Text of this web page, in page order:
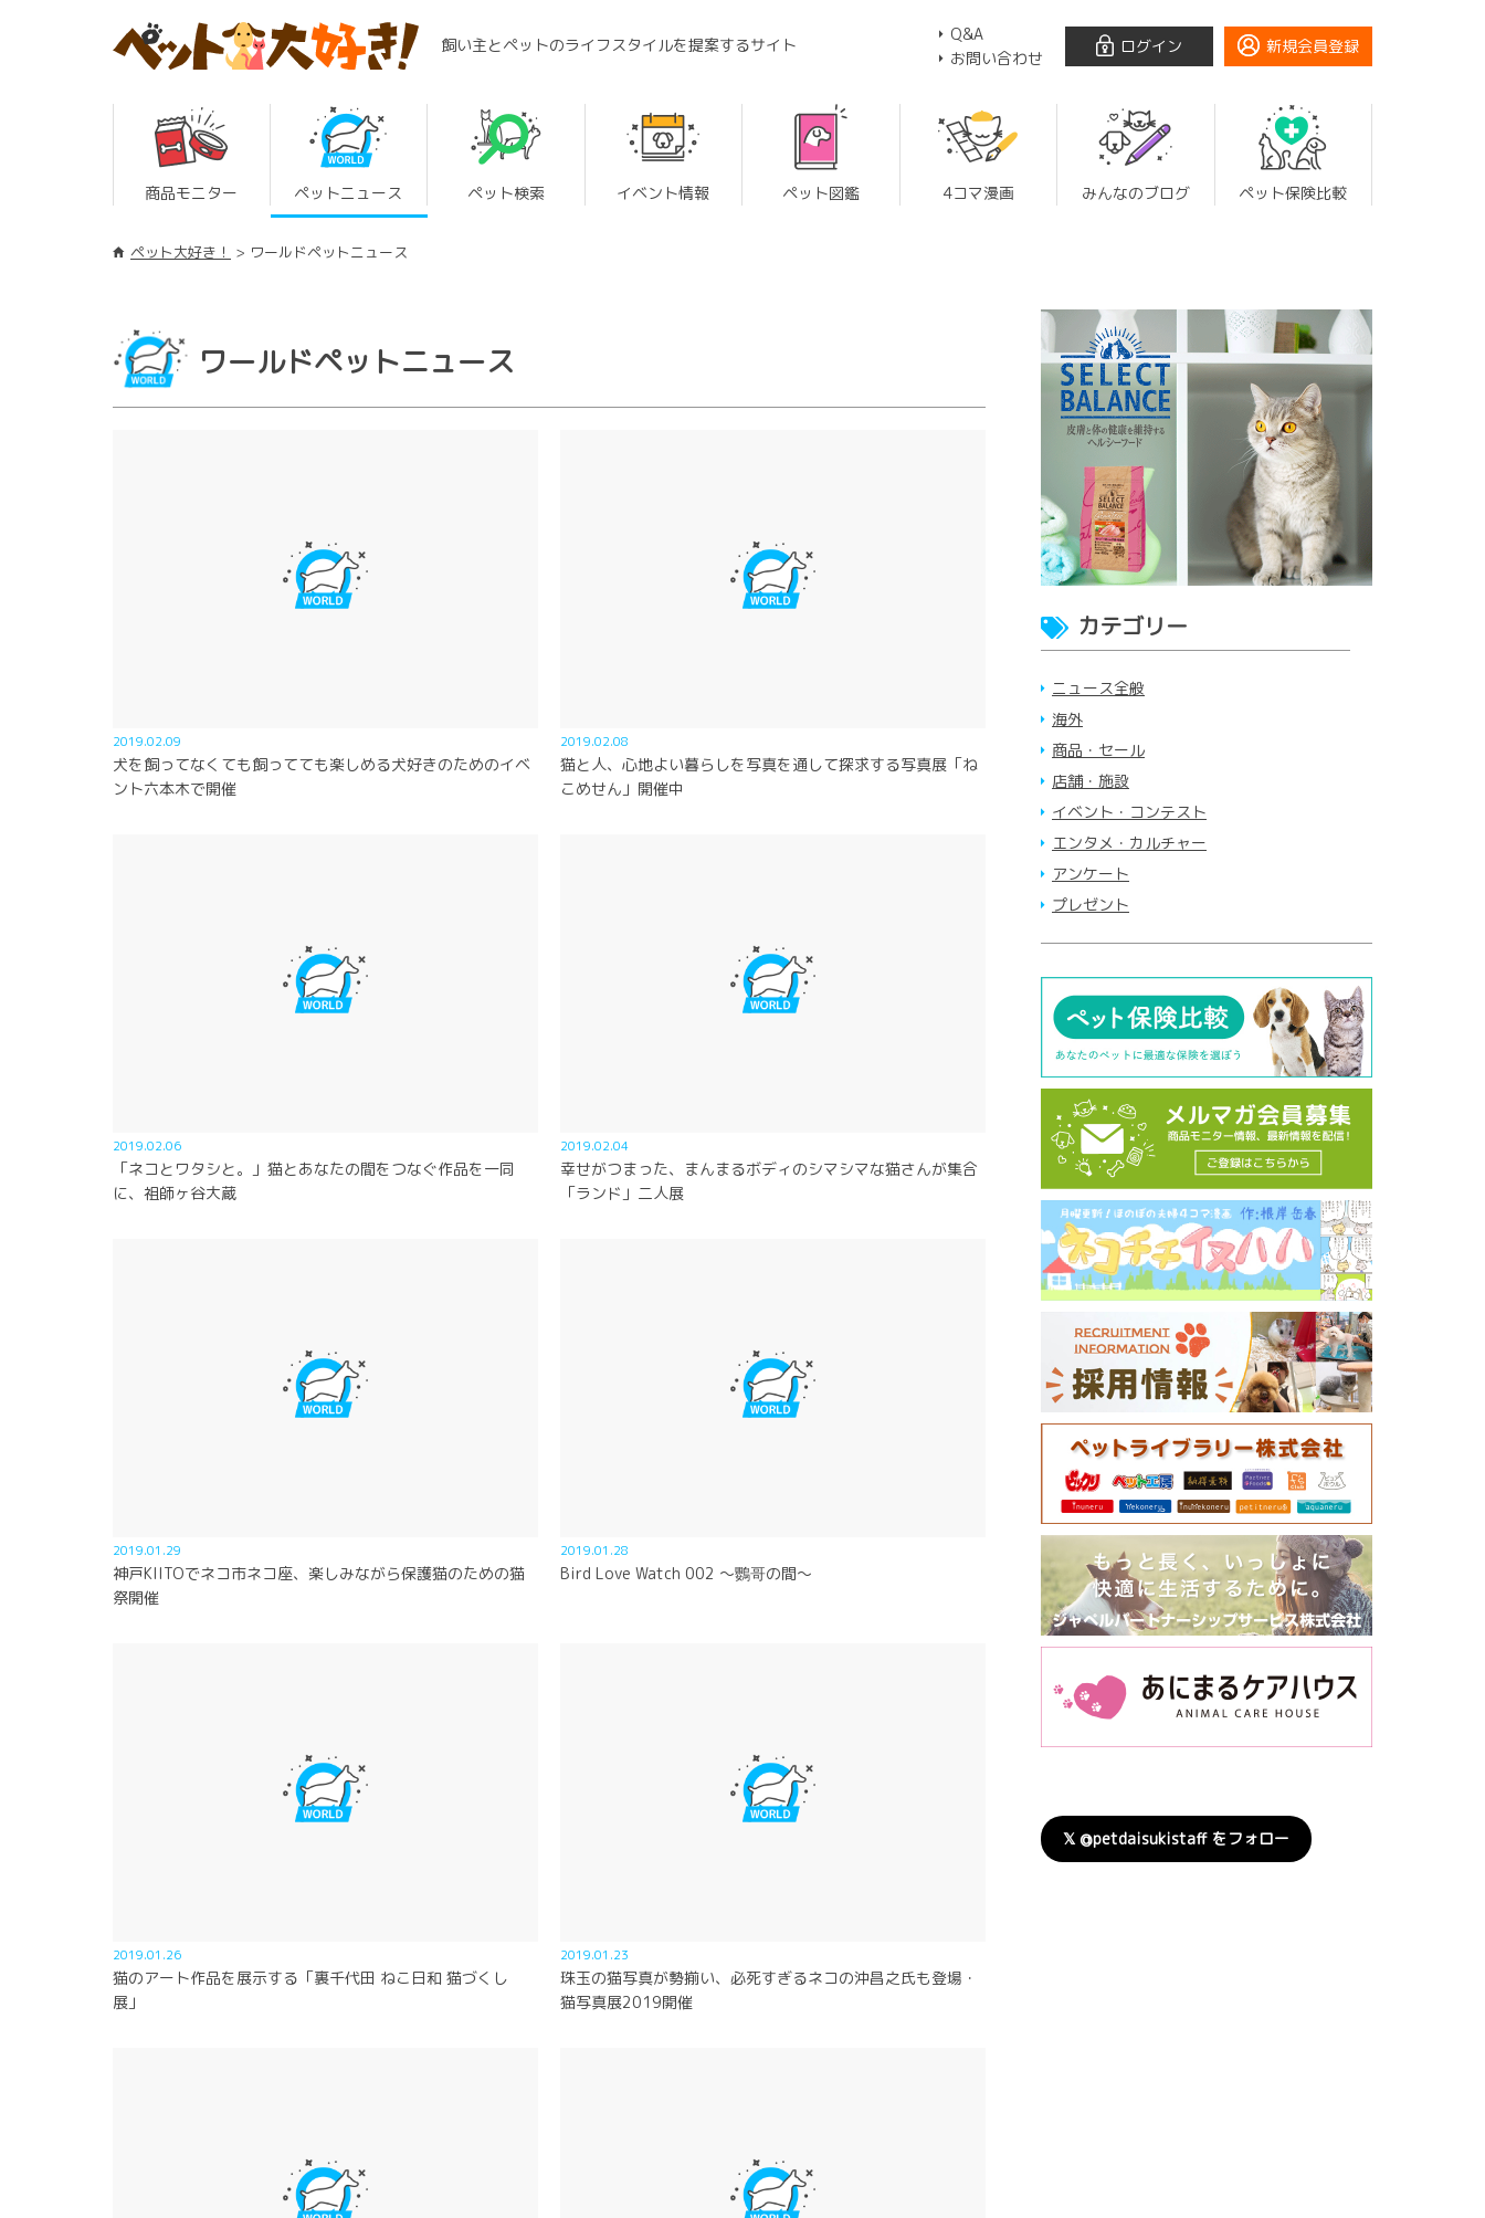
飼い主とペットのライフスタイルを提案するサイト
Q&A
お問い合わせ
ログイン 新規会員登録
商品モニター ペットニュース ペット検索 イベント情報 ペット図鑑 4コマ漫画 みんなのブログ ペット保険比較
ペット大好き！ ワールドペットニュース
ワールドペットニュース
2019.02.09
犬を飼ってなくても飼ってても楽しめる犬好きのためのイベ
ント六本木で開催
2019.02.08
猫と人、心地よい暮らしを写真を通して探求する写真展「ね
こめせん」開催中
2019.02.06
「ネコとワタシと。」猫とあなたの間をつなぐ作品を一同
に、祖師ヶ谷大蔵
2019.02.04
幸せがつまった、まんまるボディのシマシマな猫さんが集合
「ランド」二人展
2019.01.29
神戸KIITOでネコ市ネコ座、楽しみながら保護猫のための猫
祭開催
2019.01.28
Bird Love Watch 002 ～鸚哥の間～
2019.01.26
猫のアート作品を展示する「裏千代田 ねこ日和 猫づくし
展」
2019.01.23
珠玉の猫写真が勢揃い、必死すぎるネコの沖昌之氏も登場・
猫写真展2019開催
カテゴリー
ニュース全般
海外
商品・セール
店舗・施設
イベント・コンテスト
エンタメ・カルチャー
アンケート
プレゼント
𝕏 @petdaisukistaff をフォロー